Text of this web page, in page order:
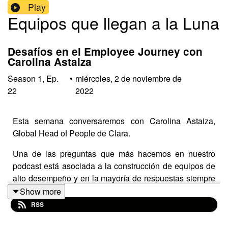
Play
Equipos que llegan a la Luna
Desafíos en el Employee Journey con
Carolina Astaiza
Season 1, Ep.
22
• miércoles, 2 de noviembre de
2022
Esta semana conversaremos con Carolina Astaiza,
Global Head of People de Clara.
Una de las preguntas que más hacemos en nuestro
podcast está asociada a la construcción de equipos de
alto desempeño y en la mayoría de respuestas siempre
aparece el TALENTO.
Show more
RSS